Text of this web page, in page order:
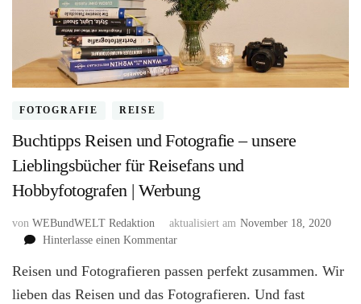
FOTOGRAFIE REISE
Buchtipps Reisen und Fotografie – unsere
Lieblingsbücher für Reisefans und
Hobbyfotografen | Werbung
von WEBundWELT Redaktion aktualisiert am November 18, 2020
Hinterlasse einen Kommentarzu
Reisen
und
Reisen und Fotografieren passen perfekt zusammen. Wir
lieben das Reisen und das Fotografieren. Und fast